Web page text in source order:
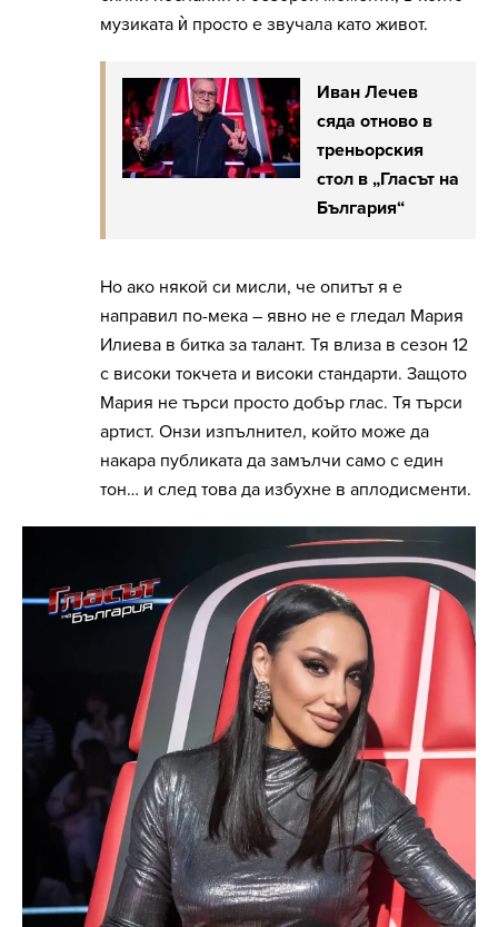
музиката ѝ просто е звучала като живот.
Иван Лечев
сяда отново в
треньорския
стол в „Гласът на
България“
Но ако някой си мисли, че опитът я е
направил по-мека – явно не е гледал Мария
Илиева в битка за талант. Тя влиза в сезон 12
с високи токчета и високи стандарти. Защото
Мария не търси просто добър глас. Тя търси
артист. Онзи изпълнител, който може да
накара публиката да замълчи само с един
тон… и след това да избухне в аплодисменти.